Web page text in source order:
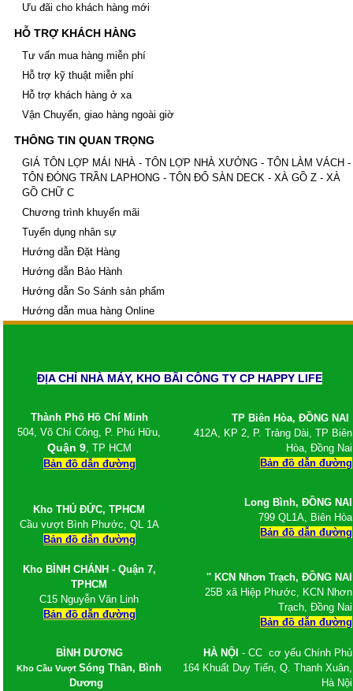
Ván coppha Bình Minh, Bảng báo giá ván bình
Tôn đổ sàn - Tôn sàn deck
Giá tôn đổ sàn bê tông H 75 W 900 - Tôn sàn
deck giá rẻ nhất Miền Nam
Giá tôn đổ sàn be tông - Tôn đổ sàn giá rẻ -
Bảng giá tôn sàn deck
Giá tôn đổ sàn bê tông H 50 W 1000 - Tôn sàn
Lưới B40 , Rào lưới, Kẽm gai
Lưới B40 mạ kẽm
Lưới B40 bọc nhựa
Lưới B40 Nam Định
Kẽm lam , rào lưới kẽm lam giá rẻ
Tấm xi măng vân gỗ Conwood
Tấm xi măng vân gỗ lót sàn, sàn gỗ xi măng,
Tấm xi măng giả gỗ ốp tường ngoài trời, Tấm
ốp tường giả gỗ ngoài trời
Tấm ốp trần vân gỗ, Tấm ốp trần giả gỗ, Tấm
xi măng ốp trần
Thép tấm chống trượt, tấm gân
Cắt bản mã theo yêu cầu
Co - Tê - Mặt bích - Van
Co thép
Tê thép
Van thép
Sắt xây dựng, thép xây dựng, sắt thép xây
dựng
Sắt - Thép Hòa Phát
Sắt - Thép Việt Ý
Sắt - Thép Miền Nam
Sắt - Thép Việt Nhật
Sắt - Thép Pomina
Sắt xây dựng giá rẻ
Thép xây dựng giá rẻ
Giá ván cốp pha phủ phim tekcom
Thép hình, thép chữ I, thép hình H, thép V,
thép hình U, thép La
Ưu đãi cho khách hàng mới
HỖ TRỢ KHÁCH HÀNG
Tư vấn mua hàng miễn phí
Hỗ trợ kỹ thuật miễn phí
Hỗ trợ khách hàng ở xa
Vận Chuyển, giao hàng ngoài giờ
THÔNG TIN QUAN TRỌNG
GIÁ TÔN LỢP MÁI NHÀ - TÔN LỢP NHÀ XƯỞNG - TÔN LÀM VÁCH -
TÔN ĐÓNG TRẦN LAPHONG - TÔN ĐỔ SÀN DECK - XÀ GỒ Z - XÀ
GỒ CHỮ C
Chương trình khuyến mãi
Tuyển dụng nhân sự
Hướng dẫn Đặt Hàng
Hướng dẫn Bảo Hành
Hướng dẫn So Sánh sản phẩm
Hướng dẫn mua hàng Online
ĐỊA CHỈ NHÀ MÁY, KHO BÃI CÔNG TY CP HAPPY LIFE
Thành Phố Hồ Chí Minh
504, Võ Chí Công, P. Phú Hữu,
Quận 9, TP HCM
Bản đồ dẫn đường
TP Biên Hòa, ĐỒNG NAI
412A, KP 2, P. Trảng Dài, TP Biên
Hòa, Đồng Nai
Bản đồ dẫn đường
Kho THỦ ĐỨC, TPHCM
Cầu vượt Bình Phước, QL 1A
Bản đồ dẫn đường
Kho BÌNH CHÁNH - Quận 7,
TPHCM
C15 Nguyễn Văn Linh
Bản đồ dẫn đường
Long Bình,ĐỒNG NAI
799 QL1A, Biên Hòa
Bản đồ dẫn đường
'' KCN Nhơn Trạch, ĐỒNG NAI
25B xã Hiệp Phước, KCN Nhơn
Trạch, Đồng Nai
Bản đồ dẫn đường
BÌNH DƯƠNG
Kho Cầu VượtSóng Thần, Bình
Dương
HÀ NỘI - CC cơ yếu Chính Phủ
164 Khuất Duy Tiến, Q. Thanh Xuân,
Hà Nội